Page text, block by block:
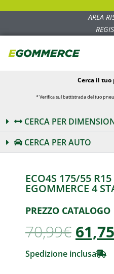
AREA
Cerca il
* Verifica sul battistrada del tuo
CERCA PER
CERCA PER AUTO
ECO4S 175/55 R15
EGOMMERCE 4
PREZZO CATALOGO
70,99€
Spedizione inclusa